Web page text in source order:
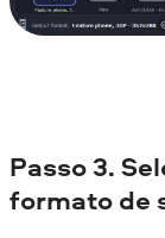
Passo 3.
formato de